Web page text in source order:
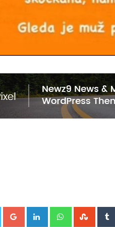
Google+ LinkedIn Whatsapp